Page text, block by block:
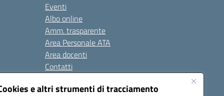
e altri strumenti di tracciamento
Eventi
Albo online
Amm. trasparente
Area Personale ATA
Area docenti
Contatti